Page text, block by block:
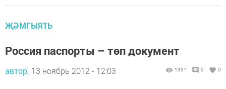
ҖӘМГЫЯТЬ
Россия паспорты – төп документ
автор, 13 ноябрь 2012 - 12:03 1357 0 0